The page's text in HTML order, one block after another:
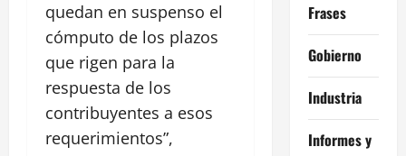
quedan en suspenso el
cómputo de los plazos
que rigen para la
respuesta de los
contribuyentes a esos
requerimientos”,
Frases
Gobierno
Industria
Informes y